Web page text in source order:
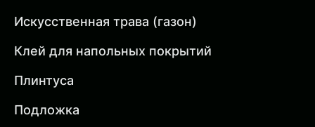
Искусственная трава (газон)
Клей для напольных покрытий
Плинтуса
Подложка